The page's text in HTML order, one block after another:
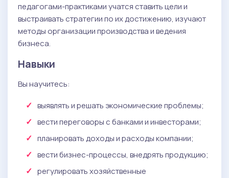
педагогами-практиками учатся ставить цели и
выстраивать стратегии по их достижению, изучают
методы организации производства и ведения
бизнеса.
Навыки
Вы научитесь:
выявлять и решать экономические проблемы;
вести переговоры с банками и инвесторами;
планировать доходы и расходы компании;
вести бизнес-процессы, внедрять продукцию;
регулировать хозяйственные